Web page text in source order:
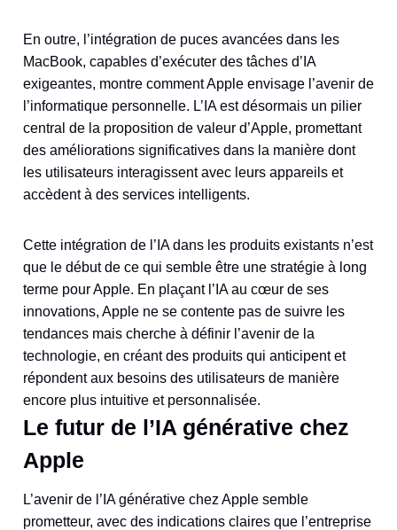
En outre, l’intégration de puces avancées dans les
MacBook, capables d’exécuter des tâches d’IA
exigeantes, montre comment Apple envisage l’avenir de
l’informatique personnelle. L’IA est désormais un pilier
central de la proposition de valeur d’Apple, promettant
des améliorations significatives dans la manière dont
les utilisateurs interagissent avec leurs appareils et
accèdent à des services intelligents.
Cette intégration de l’IA dans les produits existants n’est
que le début de ce qui semble être une stratégie à long
terme pour Apple. En plaçant l’IA au cœur de ses
innovations, Apple ne se contente pas de suivre les
tendances mais cherche à définir l’avenir de la
technologie, en créant des produits qui anticipent et
répondent aux besoins des utilisateurs de manière
encore plus intuitive et personnalisée.
Le futur de l’IA générative chez
Apple
L’avenir de l’IA générative chez Apple semble
prometteur, avec des indications claires que l’entreprise